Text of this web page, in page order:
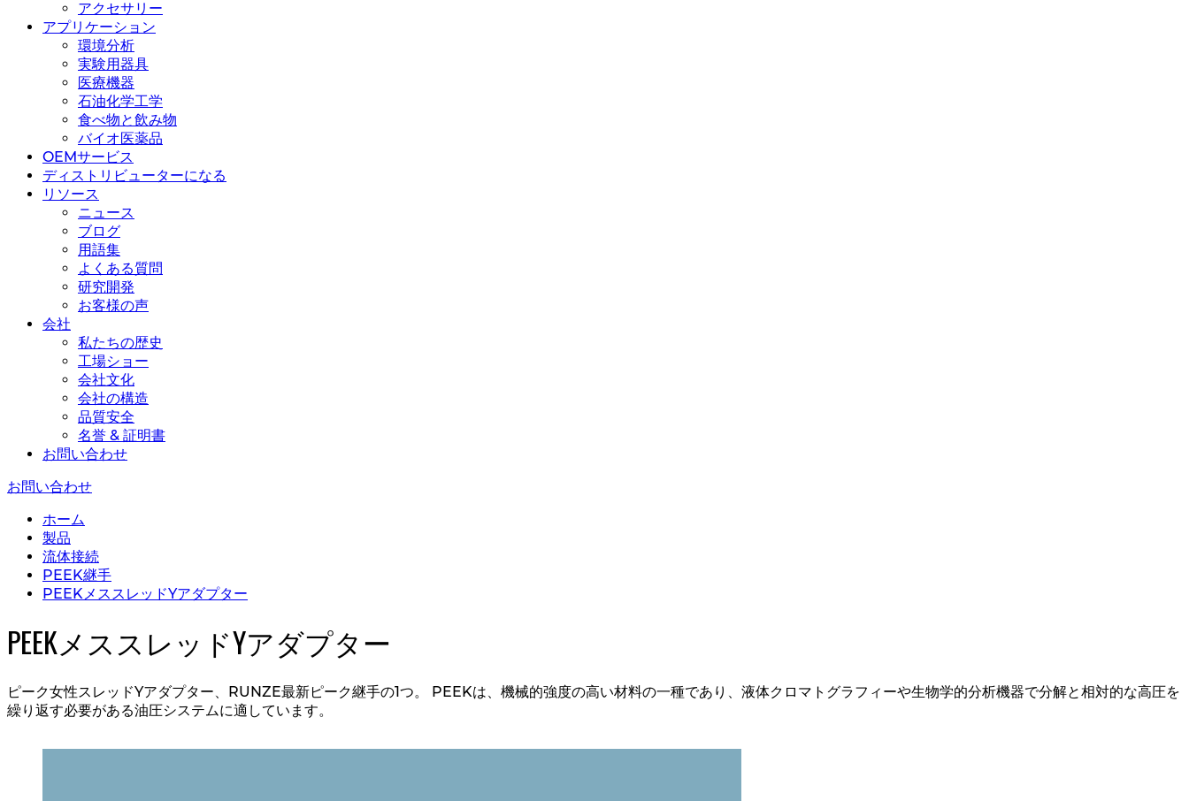
アクセサリー
アプリケーション
環境分析
実験用器具
医療機器
石油化学工学
食べ物と飲み物
バイオ医薬品
OEMサービス
ディストリビューターになる
リソース
ニュース
ブログ
用語集
よくある質問
研究開発
お客様の声
会社
私たちの歴史
工場ショー
会社文化
会社の構造
品質安全
名誉 & 証明書
お問い合わせ
お問い合わせ
ホーム
製品
流体接続
PEEK継手
PEEKメススレッドYアダプター
PEEKメススレッドYアダプター
ピーク女性スレッドYアダプター、RUNZE最新ピーク継手の1つ。 PEEKは、機械的強度の高い材料の一種であり、液体クロマトグラフィーや生物学的分析機器で分解と相対的な高圧を
繰り返す必要がある油圧システムに適しています。